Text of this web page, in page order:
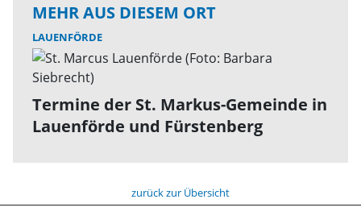
MEHR AUS DIESEM ORT
LAUENFÖRDE
Termine der St. Markus-Gemeinde in
Lauenförde und Fürstenberg
zurück zur Übersicht